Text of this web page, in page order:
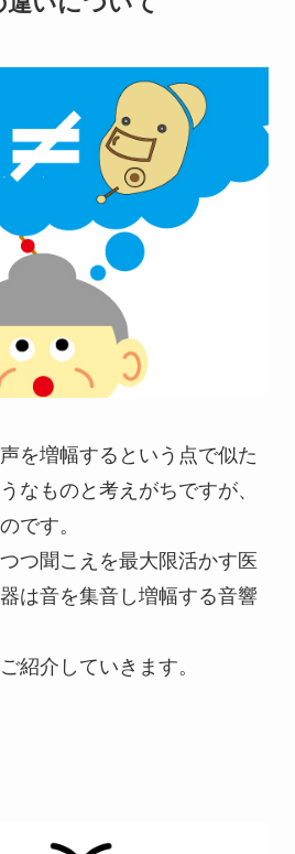
を増幅するという点で似た
なものと考えがちですが、
です。
つ聞こえを最大限活かす医
は音を集音し増幅する音響
紹介していきます。